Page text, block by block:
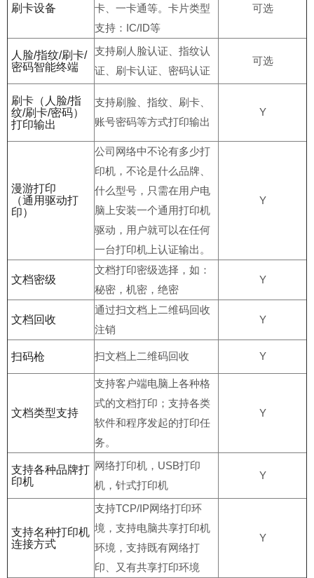
刷卡设备
卡、一卡通等。卡片类型
支持：IC/ID等
可选
人脸/指纹/刷卡/
密码智能终端
支持刷人脸认证、指纹认
证、刷卡认证、密码认证
可选
刷卡（人脸/指
纹/刷卡/密码）
打印输出
支持刷脸、指纹、刷卡、
账号密码等方式打印输出
Y
漫游打印
（通用驱动打
印）
公司网络中不论有多少打
印机，不论是什么品牌、
什么型号，只需在用户电
脑上安装一个通用打印机
驱动，用户就可以在任何
一台打印机上认证输出。
Y
文档密级
文档打印密级选择，如：
秘密，机密，绝密
Y
文档回收
通过扫文档上二维码回收
注销
Y
扫码枪 扫文档上二维码回收 Y
文档类型支持
支持客户端电脑上各种格
式的文档打印；支持各类
软件和程序发起的打印任
务。
Y
支持各种品牌打
印机
网络打印机，USB打印
机，针式打印机
Y
支持名种打印机
连接方式
支持TCP/IP网络打印环
境，支持电脑共享打印机
环境，支持既有网络打
印、又有共享打印环境
Y